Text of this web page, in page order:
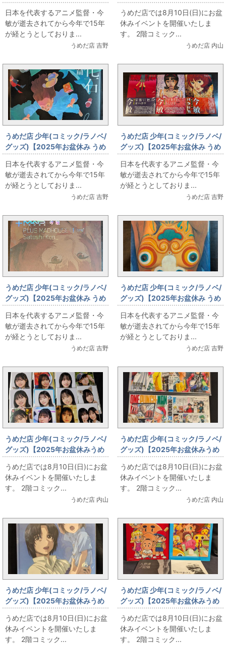
だ店 本 販売情報】今敏・最後の
長編作品「OPUS(徳間オリジナ
ル版)」上下巻セット
日本を代表するアニメ監督・今
敏が逝去されてから今年で15年
が経とうとしておりま...
うめだ店 吉野
だ店販売情報】8月10日(日)
【コミックフロア】Dr.スランプ
うめだ店では8月10日(日)にお盆
休みイベントを開催いたしま
す。 2階コミック...
うめだ店 内山
うめだ店 少年(コミック/ラノベ/
グッズ)【2025年お盆休み うめ
だ店 本 販売情報】今敏の全短篇
「夢の化石」
日本を代表するアニメ監督・今
敏が逝去されてから今年で15年
が経とうとしておりま...
うめだ店 吉野
うめだ店 少年(コミック/ラノベ/
グッズ)【2025年お盆休み うめ
だ店 本 販売情報】復刊ドットコ
ム「今敏 絵コンテ集」
日本を代表するアニメ監督・今
敏が逝去されてから今年で15年
が経とうとしておりま...
うめだ店 吉野
うめだ店 少年(コミック/ラノベ/
グッズ)【2025年お盆休み うめ
だ店 本 販売情報】キネ旬ムック
「プラスマッドハウス 今敏」
日本を代表するアニメ監督・今
敏が逝去されてから今年で15年
が経とうとしておりま...
うめだ店 吉野
うめだ店 少年(コミック/ラノベ/
グッズ)【2025年お盆休み うめ
だ店 本 販売情報】今敏のワール
ド・アパートメント・ホラー(ヤ
ンマガKCDX)
日本を代表するアニメ監督・今
敏が逝去されてから今年で15年
が経とうとしておりま...
うめだ店 吉野
うめだ店 少年(コミック/ラノベ/
グッズ)【2025年お盆休みうめ
だ店販売情報】8月10日(日)
【コミックフロア】坂道系お写
真いろいろ
うめだ店では8月10日(日)にお盆
休みイベントを開催いたしま
す。 2階コミック...
うめだ店 内山
うめだ店 少年(コミック/ラノベ/
グッズ)【2025年お盆休みうめ
だ店販売情報】8月10日(日)
【コミックフロア】ワンパンマ
ン
うめだ店では8月10日(日)にお盆
休みイベントを開催いたしま
す。 2階コミック...
うめだ店 内山
うめだ店 少年(コミック/ラノベ/
グッズ)【2025年お盆休みうめ
だ店販売情報】8月10日(日)
【コミックフロア】蒼穹のファ
フナー
うめだ店では8月10日(日)にお盆
休みイベントを開催いたしま
す。 2階コミック...
うめだ店 少年(コミック/ラノベ/
グッズ)【2025年お盆休みうめ
だ店販売情報】8月10日(日)
【コミックフロア】ゲーム関連
書籍
うめだ店では8月10日(日)にお盆
休みイベントを開催いたしま
す。 2階コミック...